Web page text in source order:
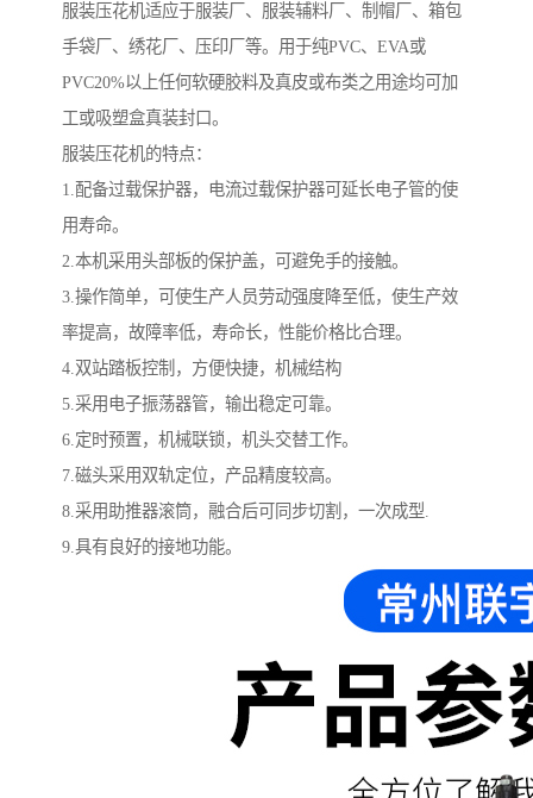
服装压花机适应于服装厂、服装辅料厂、制帽厂、箱包
手袋厂、绣花厂、压印厂等。用于纯PVC、EVA或
PVC20%以上任何软硬胶料及真皮或布类之用途均可加
工或吸塑盒真装封口。
服装压花机的特点：
1.配备过载保护器，电流过载保护器可延长电子管的使
用寿命。
2.本机采用头部板的保护盖，可避免手的接触。
3.操作简单，可使生产人员劳动强度降至低，使生产效
率提高，故障率低，寿命长，性能价格比合理。
4.双站踏板控制，方便快捷，机械结构
5.采用电子振荡器管，输出稳定可靠。
6.定时预置，机械联锁，机头交替工作。
7.磁头采用双轨定位，产品精度较高。
8.采用助推器滚筒，融合后可同步切割，一次成型.
9.具有良好的接地功能。